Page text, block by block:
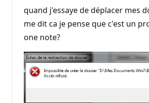
quand j'essaye de déplacer mes
me dit ca je pense que c'est un
one note?